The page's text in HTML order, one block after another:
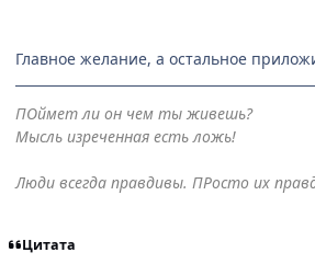
Главное желание, а остальное
ПОймет ли он чем ты живешь?
Мысль изреченная есть ложь!
Люди всегда правдивы. ПРосто их
Цитата